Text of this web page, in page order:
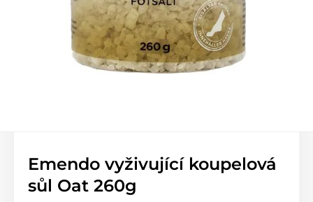
Emendo vyživující koupelová
sůl Oat 260g